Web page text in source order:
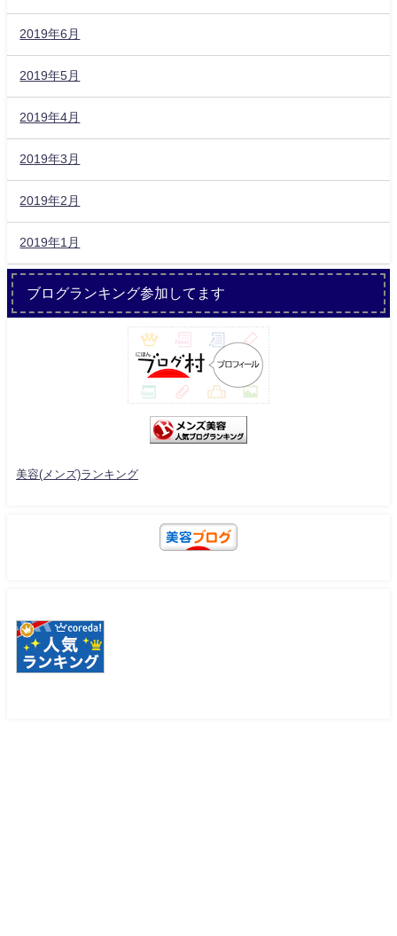
2019年6月
2019年5月
2019年4月
2019年3月
2019年2月
2019年1月
ブログランキング参加してます
美容(メンズ)ランキング